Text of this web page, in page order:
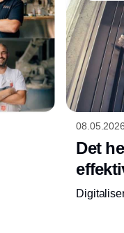
08.05.2026
Det